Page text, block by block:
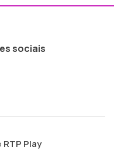
sociais
ao
RTP Play